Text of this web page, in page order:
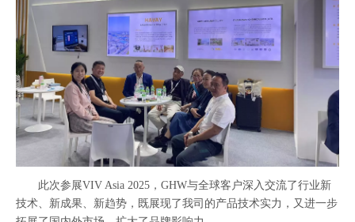
此次参展VIV Asia 2025，GHW与全球客户深入交流了行业新
技术、新成果、新趋势，既展现了我司的产品技术实力，又进一步